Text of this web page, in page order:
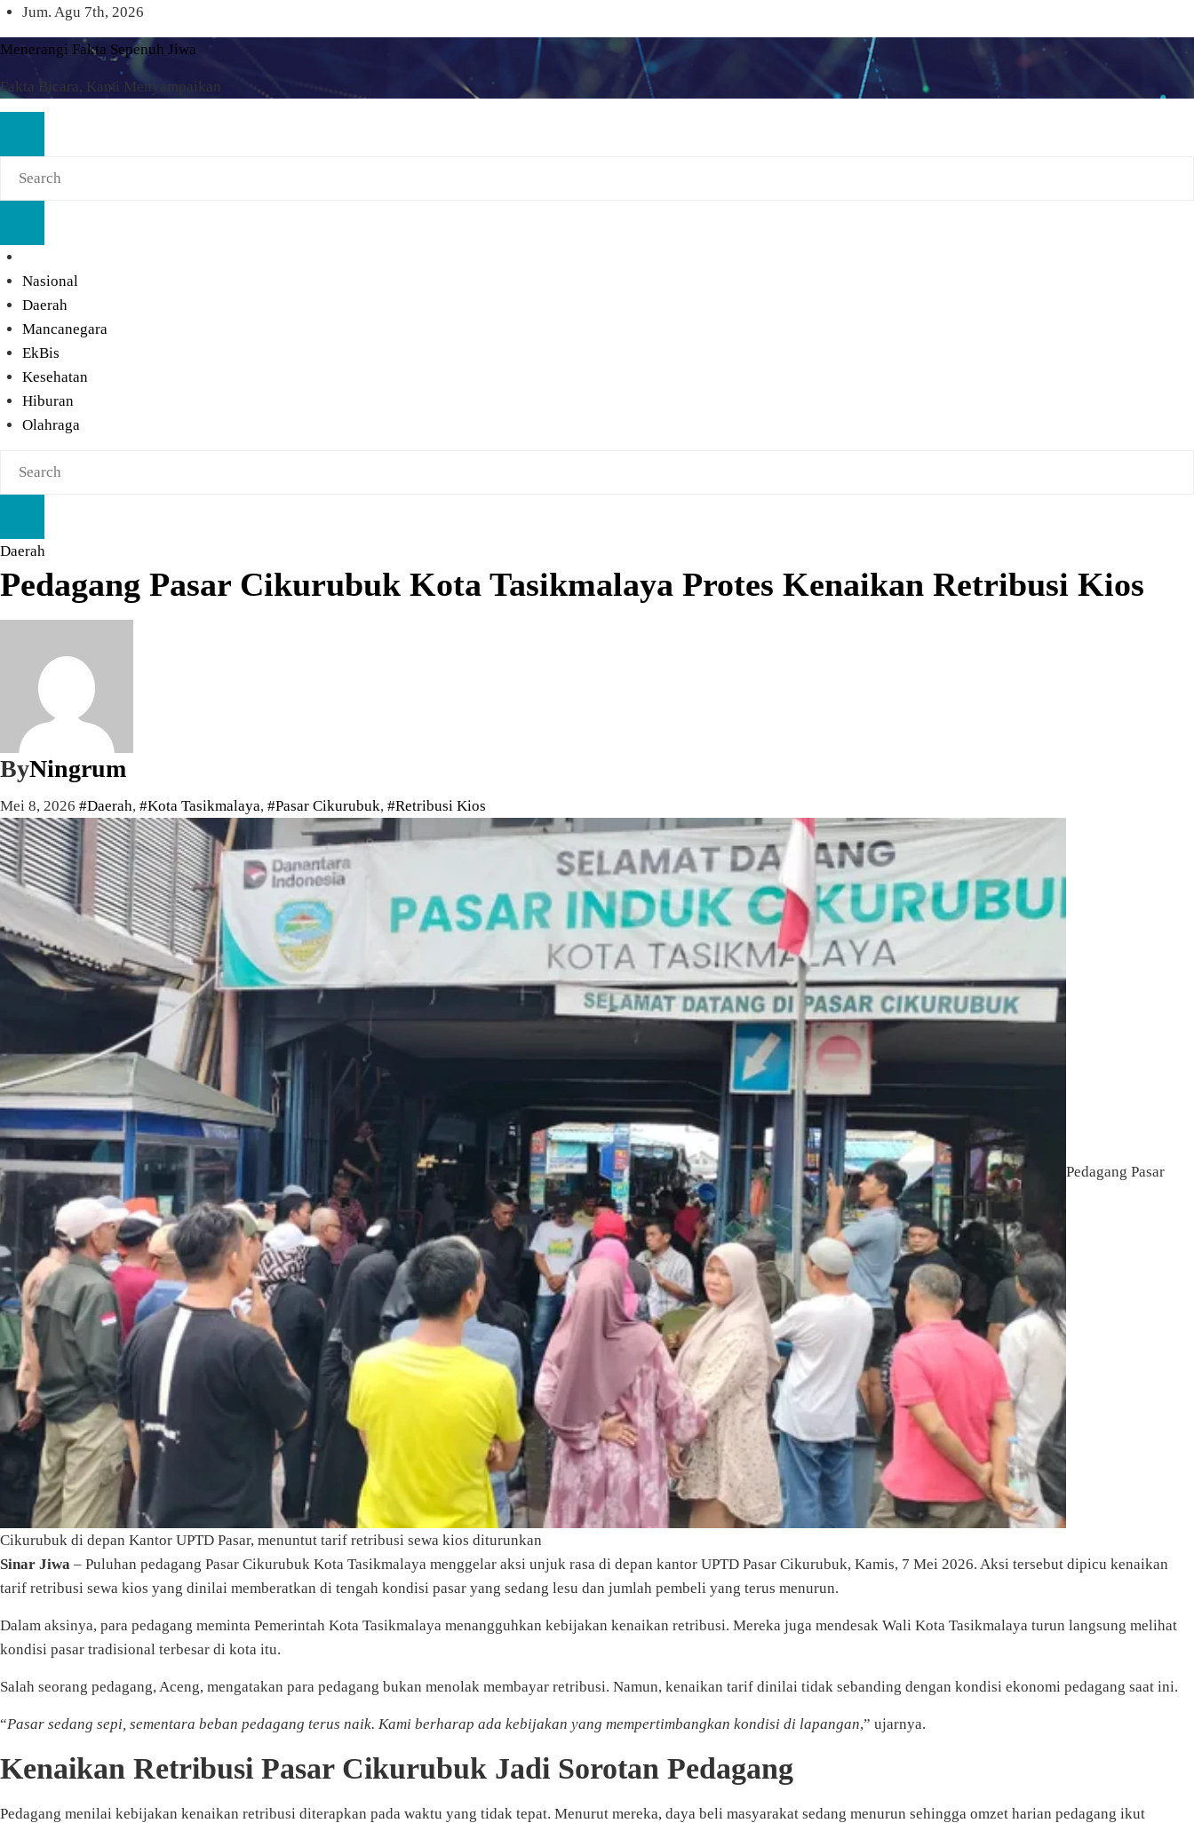
Skip
to
content
Jum. Agu 7th, 2026
Menerangi Fakta Sepenuh Jiwa
Fakta Bicara, Kami Menyampaikan
Nasional
Daerah
Mancanegara
EkBis
Kesehatan
Hiburan
Olahraga
Daerah
Pedagang Pasar Cikurubuk Kota Tasikmalaya Protes Kenaikan Retribusi Kios
ByNingrum
Mei 8, 2026 #Daerah, #Kota Tasikmalaya, #Pasar Cikurubuk, #Retribusi Kios
Pedagang Pasar
Cikurubuk di depan Kantor UPTD Pasar, menuntut tarif retribusi sewa kios diturunkan
Sinar Jiwa – Puluhan pedagang Pasar Cikurubuk Kota Tasikmalaya menggelar aksi unjuk rasa di depan kantor UPTD Pasar Cikurubuk, Kamis, 7 Mei 2026. Aksi tersebut dipicu kenaikan
tarif retribusi sewa kios yang dinilai memberatkan di tengah kondisi pasar yang sedang lesu dan jumlah pembeli yang terus menurun.
Dalam aksinya, para pedagang meminta Pemerintah Kota Tasikmalaya menangguhkan kebijakan kenaikan retribusi. Mereka juga mendesak Wali Kota Tasikmalaya turun langsung melihat
kondisi pasar tradisional terbesar di kota itu.
Salah seorang pedagang, Aceng, mengatakan para pedagang bukan menolak membayar retribusi. Namun, kenaikan tarif dinilai tidak sebanding dengan kondisi ekonomi pedagang saat ini.
“Pasar sedang sepi, sementara beban pedagang terus naik. Kami berharap ada kebijakan yang mempertimbangkan kondisi di lapangan,” ujarnya.
Kenaikan Retribusi Pasar Cikurubuk Jadi Sorotan Pedagang
Pedagang menilai kebijakan kenaikan retribusi diterapkan pada waktu yang tidak tepat. Menurut mereka, daya beli masyarakat sedang menurun sehingga omzet harian pedagang ikut